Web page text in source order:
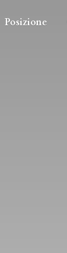
Posizione